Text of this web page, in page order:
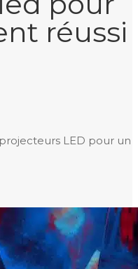
réussi
LED pour un